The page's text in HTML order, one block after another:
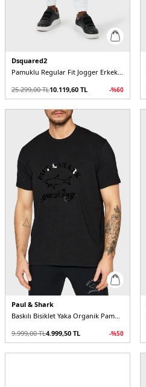
Dsquared2
Pamuklu Regular Fit Jogger Erkek Pantolon
25.299,00TL10.119,60 TL -%60
Paul & Shark
Baskılı Bisiklet Yaka Organik Pamuklu Relaxed Fit Erkek T Shirt
9.999,00TL4.999,50 TL -%50